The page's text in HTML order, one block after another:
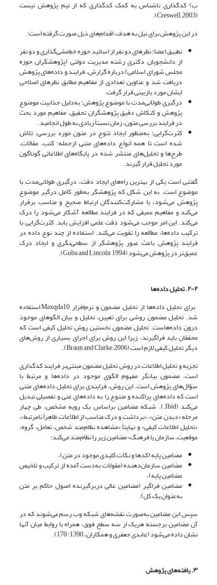
ب) کدگذاری ناشناس به‌ کمک کدگذاری که از تیم پژوهش نیست
(Creswell, 2003).
در این پژوهش برای نیل به هدف، اقدام‌های ذیل صورت گرفته است:
تطبیق اعضا: نظرهای دو نفر از اساتید حوزه خط‌مشی‌گذاری و دو نفر
از دانشجویان دکتری رشته مدیریت دولتی (پژوهشگران حوزه
مجلس شورای اسلامی) درباره گزارش، فرایند و داده‌های پژوهش
دریافت شد و عناوین تعدادی از مفاهیم مطابق نظرهای اصلاحی
ایشان مورد بازبینی قرار گرفت.
درگیری طولانی‌مدت با موضوع پژوهش: به‌دلیل جذابیت موضوع
پژوهش و کنکاش دقیق پژوهشگران تحقیق، مفاهیم مورد بحث
در فرایند بررسی متون، زمان نسبتاً زیادی به طول انجامید.
کثرت‌گرایی: به‌منظور ایجاد تنوع در متون مورد بررسی، تلاش
شده ‌است تا همه انواع داده‌های متنی ازجمله: کتب، مقالات،
طرح‌ها و تحلیل‌های منتشر شده در پایگاه‌های اطلاعاتی گوناگون
مورد تحلیل قرار گیرند.
گفتنی است یکی از بهترین راه‌های ایجاد دقت، درگیری طولانی‌مدت با
موضوع است. به این شکل که پژوهشگر به‌طور کامل درگیر موضوع
پژوهش می‌شود، با مشارکت‌کنندگان ارتباط صحیح و مناسب برقرار
می‌کند و مفاهیم عمیقی که در فرایند مطالعه آشکار می‌شود را درک
می‌کند. این امر موجب می‌شود دقت علمی افزایش یابد. کثرت‌گرایی با
ترکیب داده‌ها، مطالعه را تقویت می‌کند. استفاده از چند نوع داده در
فرایند پژوهش باعث عبور پژوهشگر از سطحی‌نگری و ایجاد درک
عمیق‌تر در پژوهش می‌شود (Guba and Lincoln, 1994).
۲-۲. تحلیل داده
ها
برای تحلیل داده‌ها از تحلیل مضمون و نرم‌افزار Maxqda10 استفاده
شد. تحلیل مضمون روشی برای تعیین، تحلیل و بیان الگوهای موجود
درون داده‌هاست. تحلیل مضمون نخستین روش تحلیل کیفی است که
محققان باید فراگیرند، زیرا این روش برای اجرای بسیاری از روش‌های
دیگر تحلیل کیفی لازم است (Braun and Clarke, 2006).
تجزیه و تحلیل اطلاعات در روش تحلیل مضمون مبتنی‌بر فرایند کدگذاری
است. مضمون بیانگر مفهوم الگوی موجود در داده‌ها و مرتبط با
سؤال‌های پژوهش است. این روش، فرایندی برای تحلیل داده‌های متنی
است که داده‌های پراکنده و متنوع را به داده‌های غنی و تفصیلی تبدیل
می‌کند (Ibid.). شبکه مضامین براساس یک رویه مشخص، طی چهار
مرحله «دیدن متن»، «برداشت و درک مناسب از اطلاعات ظاهراً نامرتبط»،
«تحلیل اطلاعات کیفی» و نهایتاً «مشاهده نظام‌مند شخص، تعامل، گروه،
موقعیت، سازمان یا فرهنگ» مضامین زیر را نظام‌مند می‌کند:
مضامین پایه (کدها و نکات کلیدی موجود در متن)،
مضامین سازمان‌دهنده (مقولات به‌دست آمده از ترکیب و تلخیص
مضامین پایه)،
مضامین فراگیر (مضامین عالی دربرگیرنده اصول حاکم بر متن
به‌عنوان یک کل).
سپس این مضامین به‌صورت نقشه‌های شبکه وب رسم می‌شوند که در
آن مضامین برجسته هریک از سه سطح فوق، همراه با روابط میان آنها
نشان داده می‌شود (عابدی جعفری و همکاران، 1390: 170).
۳. یافته
های پژوهش